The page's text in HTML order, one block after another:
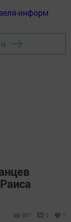
информ
867 0 1